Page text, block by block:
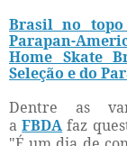
Brasil no topo
Parapan-
Home Skate
Seleção e do
Dentre as
aFBDA faz